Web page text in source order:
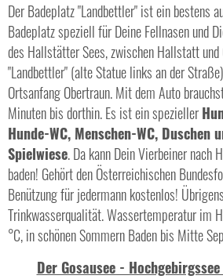
Der Badeplatz "Landbettler" ist ein bestens
Badeplatz speziell für Deine Fellnasen und
des Hallstätter Sees, zwischen Hallstatt und
"Landbettler" (alte Statue links an der
Ortsanfang Obertraun. Mit dem Auto
Minuten bis dorthin. Es ist ein spezieller
Hunde-WC, Menschen-WC,
Spielwiese. Da kann Dein Vierbeiner nach
baden! Gehört den Österreichischen
Benützung für jedermann kostenlos!
Trinkwasserqualität. Wassertemperatur im
°C, in schönen Sommern Baden bis Mitte
Der Gosausee -